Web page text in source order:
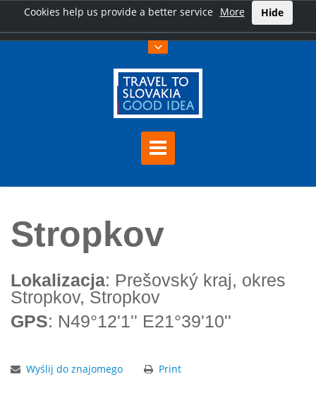
Cookies help us provide a better service More Hide
Stropkov
Lokalizacja: Prešovský kraj, okres
Stropkov, Stropkov
GPS: N49°12'1'' E21°39'10''
Wyślij do znajomego Print